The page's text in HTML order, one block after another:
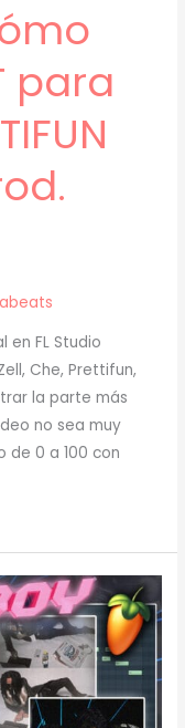
para
en FL Studio
Che, Prettifun,
la parte más
no sea muy
de 0 a 100 con